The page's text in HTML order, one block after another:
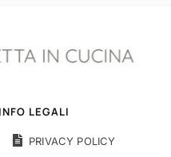
INFO LEGALI
PRIVACY POLICY